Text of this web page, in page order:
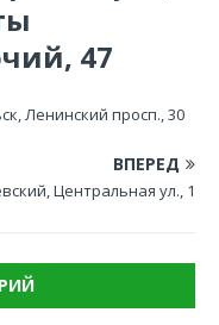
47
Ленинский просп., 30
ВПЕРЕД
Центральная ул., 1